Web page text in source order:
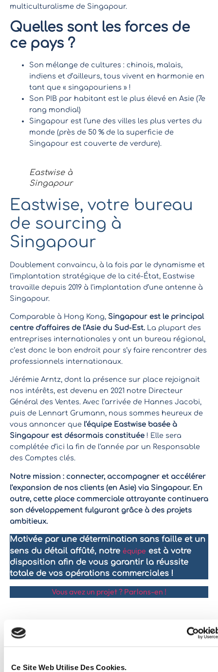
Ce Site Web Utilise Des Cookies.
multiculturalisme de Singapour.
Quelles sont les forces de
ce pays ?
Son mélange de cultures : chinois, malais,
indiens et d’ailleurs, tous vivent en harmonie en
tant que « singapouriens » !
Son PIB par habitant est le plus élevé en Asie (7e
rang mondial)
Singapour est l’une des villes les plus vertes du
monde (près de 50 % de la superficie de
Singapour est couverte de verdure).
Eastwise à
Singapour
Eastwise, votre bureau
de sourcing à
Singapour
Doublement convaincu, à la fois par le dynamisme et
l’implantation stratégique de la cité-État, Eastwise
travaille depuis 2019 à l’implantation d’une antenne à
Singapour.
Comparable à Hong Kong, Singapour est le principal
centre d’affaires de l’Asie du Sud-Est. La plupart des
entreprises internationales y ont un bureau régional,
c’est donc le bon endroit pour s’y faire rencontrer des
professionnels internationaux.
Jérémie Arntz, dont la présence sur place rejoignait
nos intérêts, est devenu en 2021 notre Directeur
Général des Ventes. Avec l’arrivée de Hannes Jacobi,
puis de Lennart Grumann, nous sommes heureux de
vous annoncer que l’équipe Eastwise basée à
Singapour est désormais constituée ! Elle sera
complétée d’ici la fin de l’année par un Responsable
des Comptes clés.
Notre mission : connecter, accompagner et accélérer
l’expansion de nos clients (en Asie) via Singapour. En
outre, cette place commerciale attrayante continuera
son développement fulgurant grâce à des projets
ambitieux.
Motivée par une détermination sans faille et un
sens du détail affûté, notre équipe est à votre
disposition afin de vous garantir la réussite
totale de vos opérations commerciales !
Vous avez un projet ? Parlons-en !
Eatswise
If article you liked, don't hesitate to share it!